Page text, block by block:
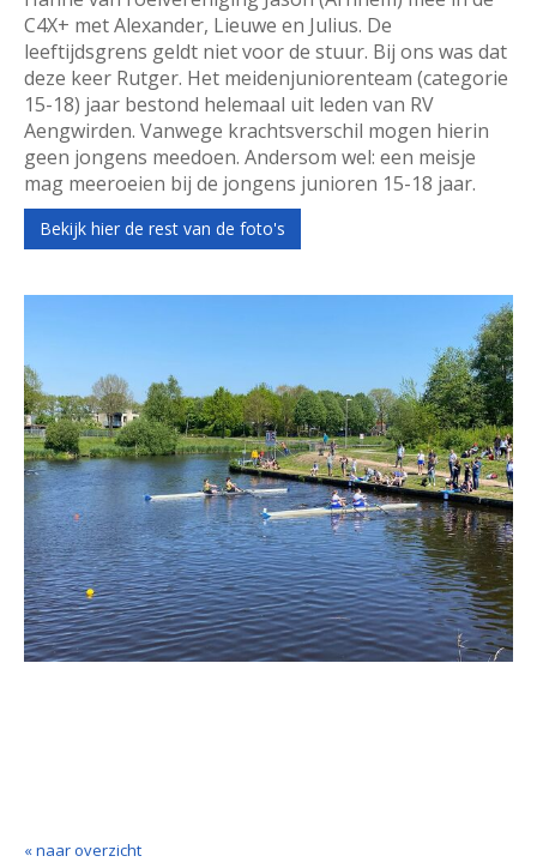
C4X+ met Alexander, Lieuwe en Julius. De
leeftijdsgrens geldt niet voor de stuur. Bij ons was dat
deze keer Rutger. Het meidenjuniorenteam (categorie
15-18) jaar bestond helemaal uit leden van RV
Aengwirden. Vanwege krachtsverschil mogen hierin
geen jongens meedoen. Andersom wel: een meisje
mag meeroeien bij de jongens junioren 15-18 jaar.
Bekijk hier de rest van de foto's
« naar overzicht